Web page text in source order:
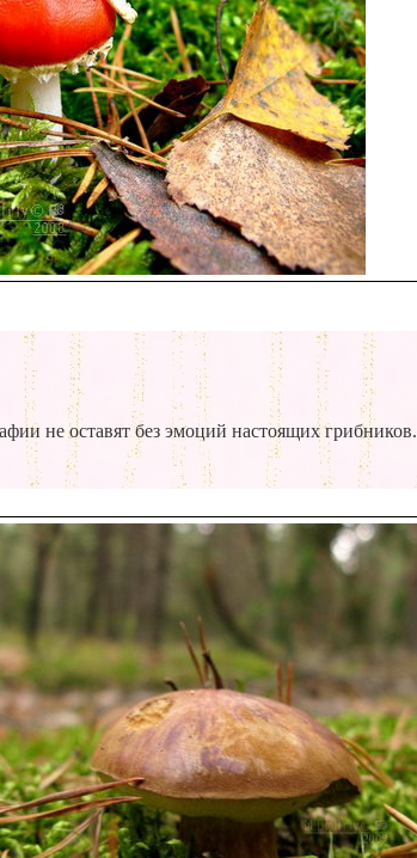
не оставят без эмоций настоящих грибников.